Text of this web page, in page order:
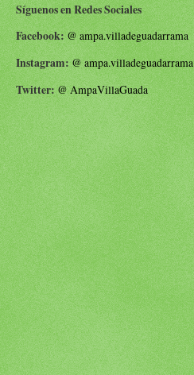
Síguenos en Redes Sociales
Facebook:@ampa.villadeguadarrama
Instagram:@ampa.villadeguadarrama
Twitter:@AmpaVillaGuada